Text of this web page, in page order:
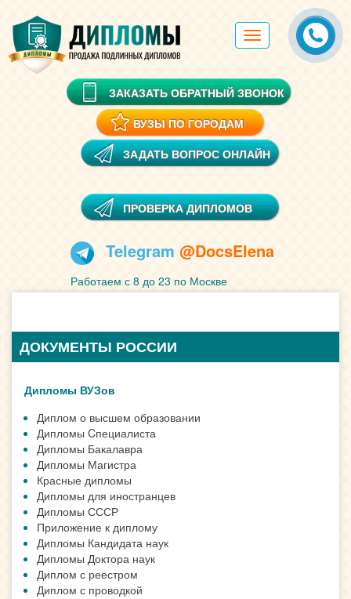
Toggle
navigation
ЗАКАЗАТЬ ОБРАТНЫЙ ЗВОНОК
ВУЗЫ ПО ГОРОДАМ
ЗАДАТЬ ВОПРОС ОНЛАЙН
ПРОВЕРКА ДИПЛОМОВ
Telegram @DocsElena
Работаем с 8 до 23 по Москве
ДОКУМЕНТЫ РОССИИ
Дипломы ВУЗов
Диплом о высшем образовании
Дипломы Cпециалиста
Дипломы Бакалавра
Дипломы Магистра
Красные дипломы
Дипломы для иностранцев
Дипломы СССР
Приложение к диплому
Дипломы Кандидата наук
Дипломы Доктора наук
Диплом с реестром
Диплом с проводкой